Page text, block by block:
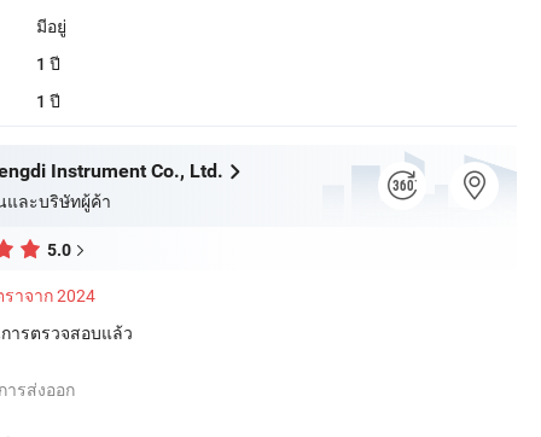
มีอยู่
1 ปี
1 ปี
Instrument Co., Ltd.
และบริษัทผู้ค้า
5.0
าจาก 2024
ารตรวจสอบแล้ว
รส่งออก